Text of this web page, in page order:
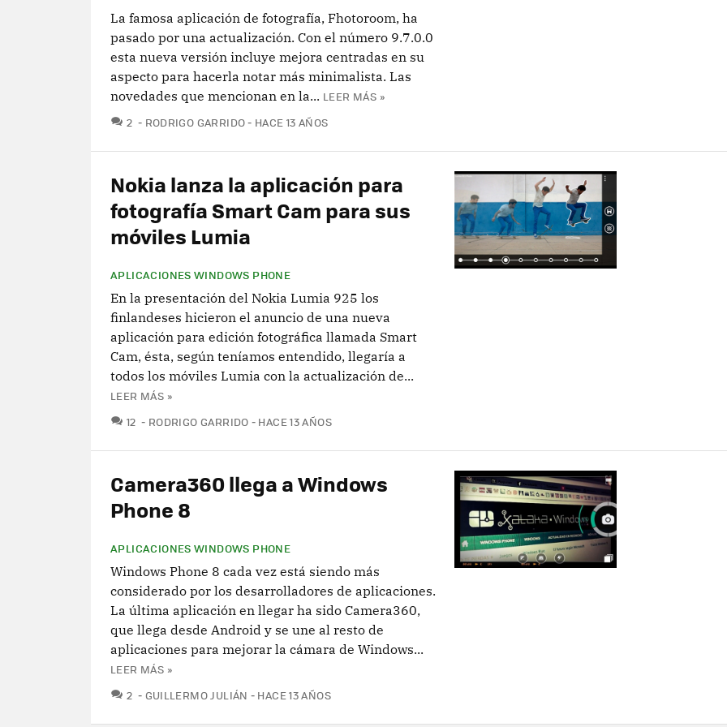
La famosa aplicación de fotografía, Fhotoroom, ha
pasado por una actualización. Con el número 9.7.0.0
esta nueva versión incluye mejora centradas en su
aspecto para hacerla notar más minimalista. Las
novedades que mencionan en la... LEER MÁS »
2 COMENTARIOS
RODRIGO GARRIDO HACE 13 AÑOS
Nokia lanza la aplicación para
fotografía Smart Cam para sus
móviles Lumia
APLICACIONES WINDOWS PHONE
En la presentación del Nokia Lumia 925 los
finlandeses hicieron el anuncio de una nueva
aplicación para edición fotográfica llamada Smart
Cam, ésta, según teníamos entendido, llegaría a
todos los móviles Lumia con la actualización de...
LEER MÁS »
12 COMENTARIOS
RODRIGO GARRIDO HACE 13 AÑOS
Camera360 llega a Windows
Phone 8
APLICACIONES WINDOWS PHONE
Windows Phone 8 cada vez está siendo más
considerado por los desarrolladores de aplicaciones.
La última aplicación en llegar ha sido Camera360,
que llega desde Android y se une al resto de
aplicaciones para mejorar la cámara de Windows...
LEER MÁS »
2 COMENTARIOS
GUILLERMO JULIÁN HACE 13 AÑOS